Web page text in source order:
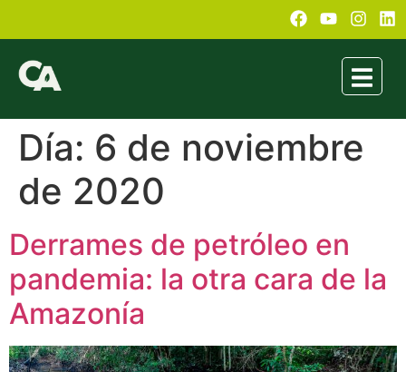
Día: 6 de noviembre
de 2020
Derrames de petróleo en
pandemia: la otra cara de la
Amazonía